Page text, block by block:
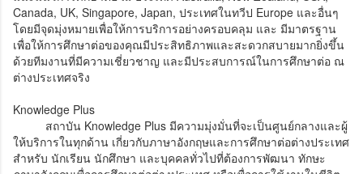
Canada, UK, Singapore, Japan, ประเทศในทวีป Europe และอื่นๆ
โดยมีจุดมุ่งหมายเพื่อให้การบริการอย่างครอบคลุม และ มีมาตรฐาน
เพื่อให้การศึกษาต่อของคุณมีประสิทธิภาพและสะดวกสบายมากยิ่งขึ้น
ด้วยทีมงานที่มีความเชี่ยวชาญ และมีประสบการณ์ในการศึกษาต่อ ณ
ต่างประเทศจริง
Knowledge Plus
สถาบัน Knowledge Plus มีความมุ่งมั่นที่จะเป็นศูนย์กลางและผู้
ให้บริการในทุกด้าน เกี่ยวกับภาษาอังกฤษและการศึกษาต่อต่างประเทศ
สำหรับ นักเรียน นักศึกษา และบุคคลทั่วไปที่ต้องการพัฒนา ทักษะ